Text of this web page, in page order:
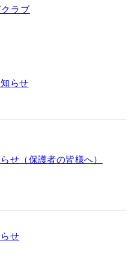
ラブ
らせ
せ（保護者の皆様へ）
せ